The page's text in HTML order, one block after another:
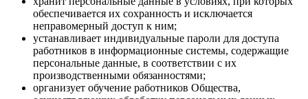
обеспечивается их сохранность и исключается
неправомерный доступ к ним;
устанавливает индивидуальные пароли для доступа
работников в информационные системы, содержащие
персональные данные, в соответствии с их
производственными обязанностями;
организует обучение работников Общества,